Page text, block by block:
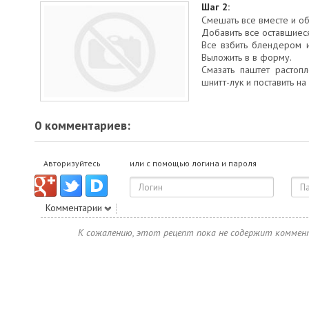
Шаг 2:
Смешать все вместе и
Добавить все
Все взбить блендером
Выложить в в форму.
Смазать паштет
шнитт-лук и поставить
0 комментариев:
Авторизуйтесь или с помощью логина и пароля
Комментарии
К сожалению, этот рецепт пока не содержит